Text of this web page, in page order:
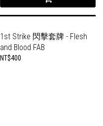
1st Strike 閃擊套牌 - Flesh
and Blood FAB
NT$400